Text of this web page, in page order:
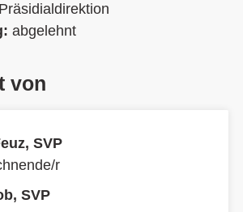
Präsidialdirektion
abgelehnt
von
SVP
r
SVP